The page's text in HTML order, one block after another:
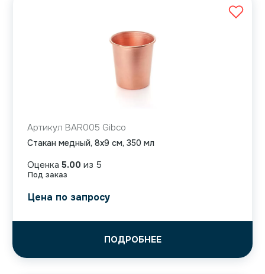
Под заказ
Артикул BAR005 Gibco
Стакан медный, 8х9 см, 350 мл
Оценка 5.00 из 5
Цена по запросу
ПОДРОБНЕЕ